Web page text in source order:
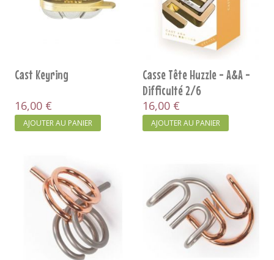
Cast Keyring
16,00 €
AJOUTER AU PANIER
Casse Tête Huzzle - A&A -
Difficulté 2/6
16,00 €
AJOUTER AU PANIER